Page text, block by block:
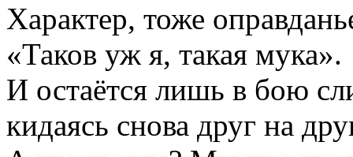
Характер, тоже
«Таков уж я, такая мука».
И остаётся лишь в бою
кидаясь снова друг на